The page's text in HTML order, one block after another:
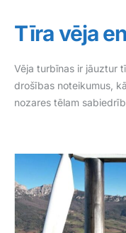
Tīra vēja
Vēja turbīnas ir jāuztur
drošības noteikumus,
nozares tēlam